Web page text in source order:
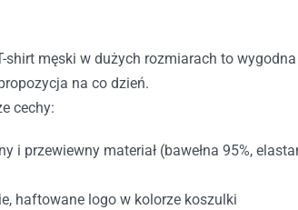
shirt męski w dużych rozmiarach to
na co dzień.
cechy:
i przewiewny materiał (bawełna 95%,
haftowane logo w kolorze koszulki